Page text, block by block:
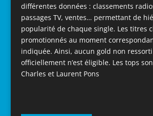
différentes données : classements
passages TV, ventes… permettant de
popularité de chaque single. Les titres
promotionnés au moment
indiquée. Ainsi, aucun gold non ressorti
officiellement n’est éligible. Les tops
Charles et Laurent Pons